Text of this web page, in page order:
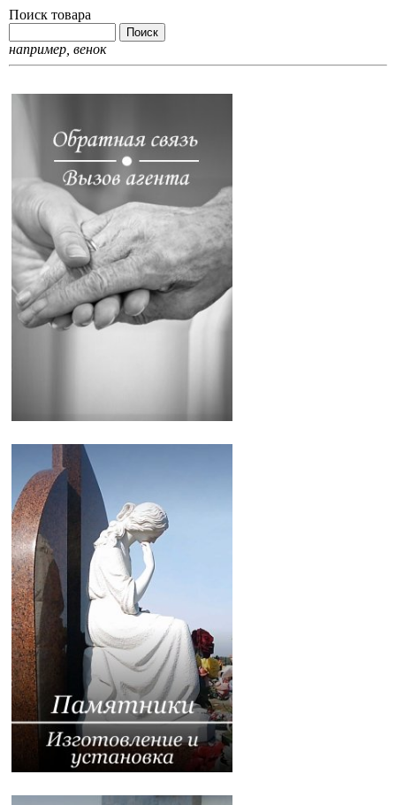
Поиск товара
например, венок